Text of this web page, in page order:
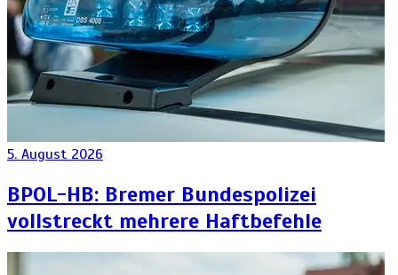
5. August 2026
BPOL-HB: Bremer Bundespolizei
vollstreckt mehrere Haftbefehle